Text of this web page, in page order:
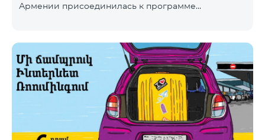
Армении присоединилась к программе
высокотехнологичной промышленности РА и
офисом главного комиссара по делам диаспоры
РА. Основная цель программы - привлечение
талантливых предпринимателей, инженеров из
диаспоры, стимулирование репатриации, а также
развитие стартап-экосистемы в Армении.
Программа позволяет превратить